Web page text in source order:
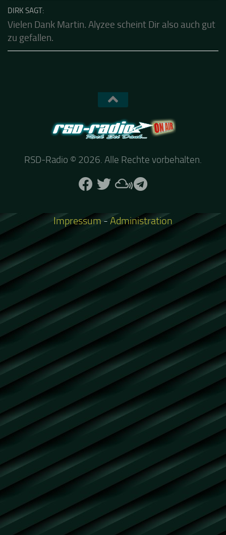
DIRK SAGT:
Vielen Dank Martin. Alyzee scheint Dir also auch gut
zu gefallen.
RSD-Radio © 2026. Alle Rechte vorbehalten.
Impressum -Administration